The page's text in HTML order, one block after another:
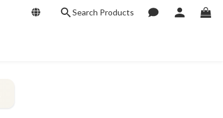
Search Products